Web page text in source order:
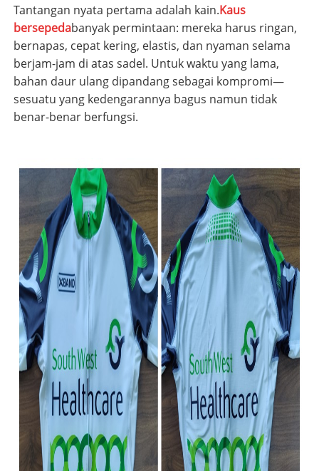
Tantangan nyata pertama adalah kain.Kaus
bersepedabanyak permintaan: mereka harus ringan,
bernapas, cepat kering, elastis, dan nyaman selama
berjam-jam di atas sadel. Untuk waktu yang lama,
bahan daur ulang dipandang sebagai kompromi—
sesuatu yang kedengarannya bagus namun tidak
benar-benar berfungsi.